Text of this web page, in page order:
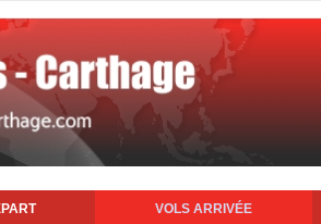
VOLS ARRIVÉE